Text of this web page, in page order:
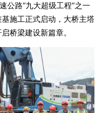
公路“九大超级工程”之一
施工正式启动，大桥主塔
桥梁建设新篇章。